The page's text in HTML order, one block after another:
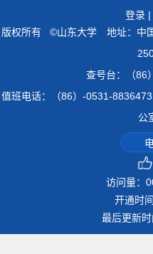
登录 |
版权所有 ©山东大学 地址：中
查号台：（86
值班电话：（86）-0531-
访问量：
开通时间
最后更新时